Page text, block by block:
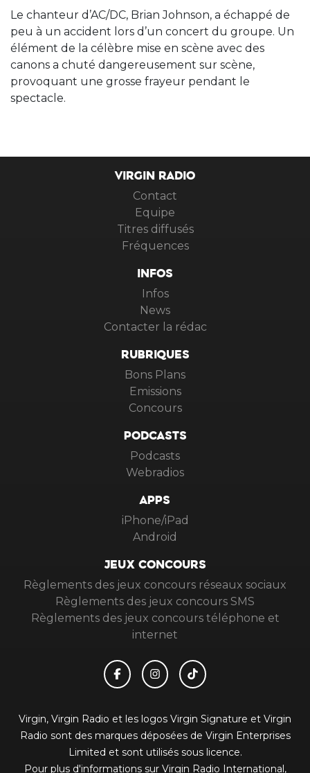
Le chanteur d’AC/DC, Brian Johnson, a échappé de
peu à un accident lors d’un concert du groupe. Un
élément de la célèbre mise en scène avec des
canons a chuté dangereusement sur scène,
provoquant une grosse frayeur pendant le
spectacle.
VIRGIN RADIO
Contact
Equipe
Titres diffusés
Fréquences
INFOS
Infos
News
Contacter la rédac
RUBRIQUES
Bons Plans
Emissions
Concours
PODCASTS
Podcasts
Webradios
APPS
iPhone/iPad
Android
JEUX CONCOURS
Règlements des jeux concours réseaux sociaux
Règlements des jeux concours SMS
Règlements des jeux concours téléphone et
internet
Virgin, Virgin Radio et les logos Virgin Signature et Virgin
Radio sont des marques déposées de Virgin Enterprises
Limited et sont utilisés sous licence.
Pour plus d'informations sur Virgin Radio International,